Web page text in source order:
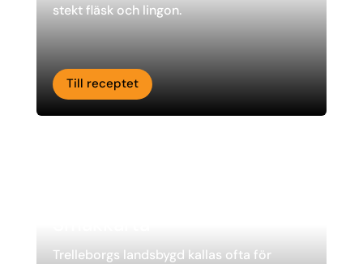
stekt fläsk och lingon.
Till receptet
Trelleborgs landsbygd kallas ofta för